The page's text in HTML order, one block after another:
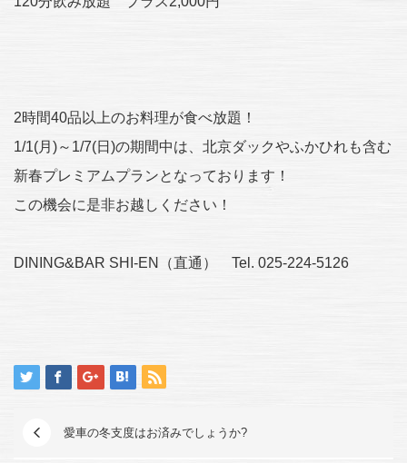
2時間40品以上のお料理が食べ放題！
1/1(月)～1/7(日)の期間中は、北京ダックやふかひれも含む
新春プレミアムプランとなっております！
この機会に是非お越しください！
DINING&BAR SHI-EN（直通） Tel. 025-224-5126
愛車の冬支度はお済みでしょうか?